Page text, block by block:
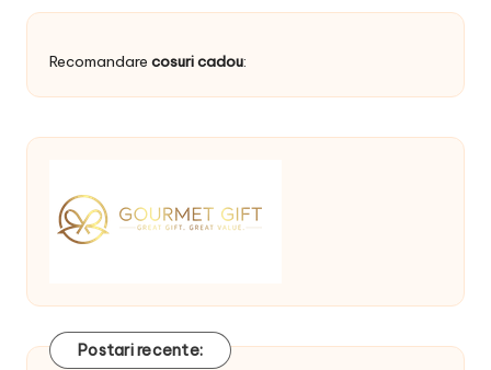
Recomandare cosuri cadou:
Postari recente: